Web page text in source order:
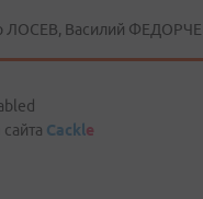
ЛОСЕВ, Василий
Cackle